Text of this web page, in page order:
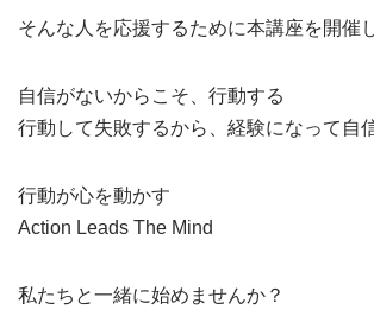
そんな人を応援するために本講座を開催
自信がないからこそ、行動する
行動して失敗するから、経験になって自
行動が心を動かす
Action Leads The Mind
私たちと一緒に始めませんか？